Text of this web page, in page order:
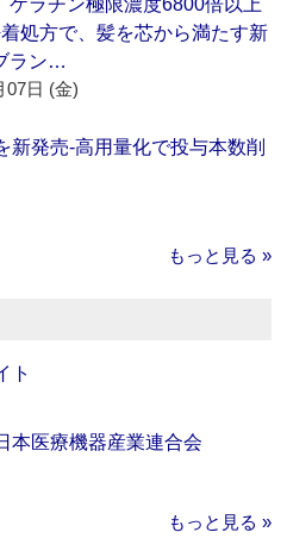
ケラチン極限濃度6800倍以上
処方で、髪を芯から満たす新
ラン…
07日 (金)
新発売‐高用量化で投与本数削
もっと見る »
ト
医療機器産業連合会
もっと見る »